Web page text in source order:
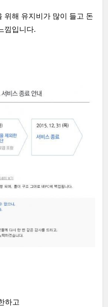
위해 유지비가 많이 들고 돈
낌입니다.
하고